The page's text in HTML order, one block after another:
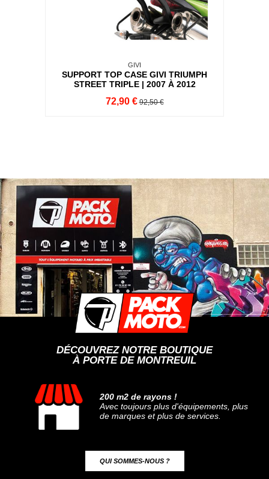
GIVI
SUPPORT TOP CASE GIVI TRIUMPH
STREET TRIPLE | 2007 À 2012
72,90 € 92,50 €
DÉCOUVREZ NOTRE BOUTIQUE
À PORTE DE MONTREUIL
200 m2 de rayons !
Avec toujours plus d'équipements, plus
de marques et plus de services.
QUI SOMMES-NOUS ?